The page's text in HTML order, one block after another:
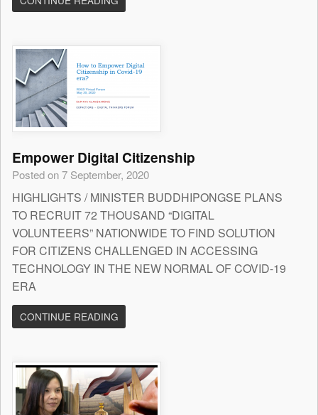
Empower Digital Citizenship
Posted on 7 September, 2020
HIGHLIGHTS / MINISTER BUDDHIPONGSE PLANS
TO RECRUIT 72 THOUSAND “DIGITAL
VOLUNTEERS” NATIONWIDE TO FIND SOLUTION
FOR CITIZENS CHALLENGED IN ACCESSING
TECHNOLOGY IN THE NEW NORMAL OF COVID-19
ERA
CONTINUE READING